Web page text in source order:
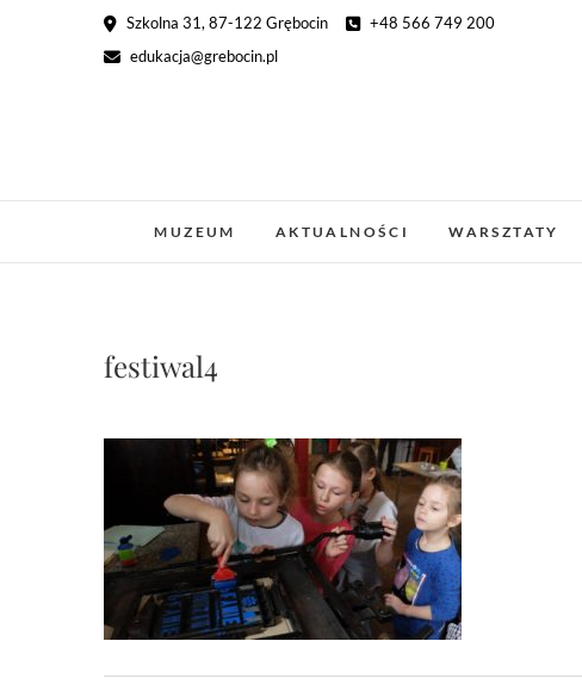
Szkolna 31, 87-122 Grębocin
+48 566 749 200
edukacja@grebocin.pl
MUZEUM AKTUALNOŚCI WARSZTATY
festiwal4